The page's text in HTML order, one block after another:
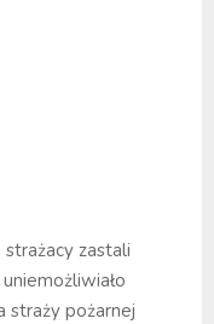
zastali
straży pożarnej